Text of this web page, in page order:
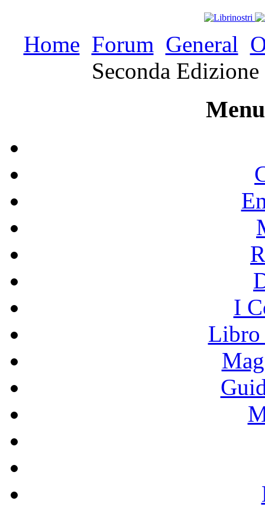
Home Forum General
Seconda
I
Libro